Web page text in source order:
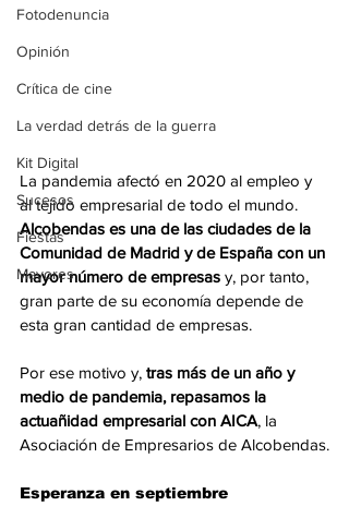
Fotodenuncia
Opinión
Crítica de cine
La verdad detrás de la guerra
Kit Digital
Sucesos
Fiestas
Mayores
La pandemia afectó en 2020 al empleo y
al tejido empresarial de todo el mundo.
Alcobendas es una de las ciudades de la
Comunidad de Madrid y de España con un
mayor número de empresas y, por tanto,
gran parte de su economía depende de
esta gran cantidad de empresas.
Por ese motivo y, tras más de un año y
medio de pandemia, repasamos la
actuañidad empresarial con AICA, la
Asociación de Empresarios de Alcobendas.
Esperanza en septiembre